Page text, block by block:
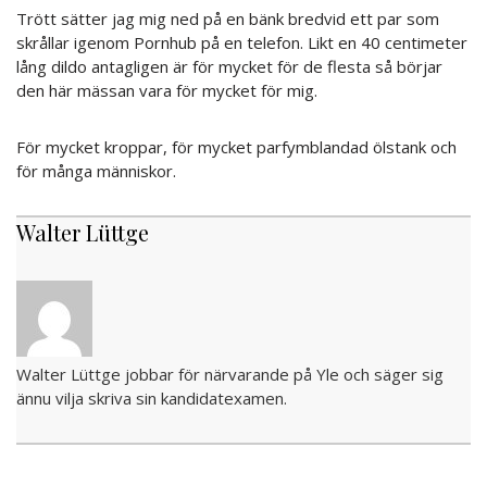
Trött sätter jag mig ned på en bänk bredvid ett par som
skrållar igenom Pornhub på en telefon. Likt en 40 centimeter
lång dildo antagligen är för mycket för de flesta så börjar
den här mässan vara för mycket för mig.
För mycket kroppar, för mycket parfymblandad ölstank och
för många människor.
Walter Lüttge
Walter Lüttge jobbar för närvarande på Yle och säger sig
ännu vilja skriva sin kandidatexamen.